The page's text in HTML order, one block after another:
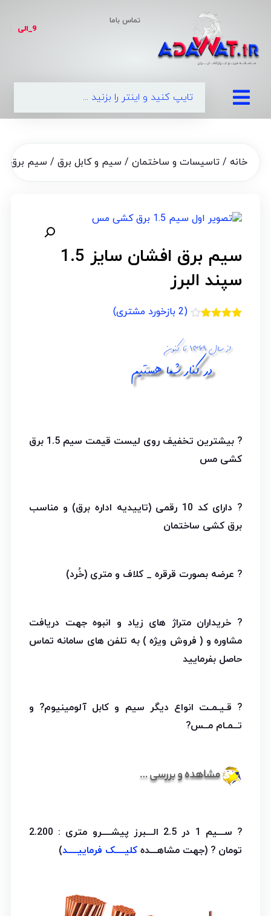
تماس باما
099
خانه / تاسیسات و ساختمان/ سیم و کابل برق/ سیم برق افشان
سیم برق افشان سایز 1.5
سپند البرز
در
امتیازدهی
مشتری
(
2 بازخورد مشتری)
? بیشترین تخفیف روی لیست قیمت سیم 1.5 برق
کشی مس
? دارای کد 10 رقمی (تاییدیه اداره برق) و مناسب
برق کشی ساختمان
? عرضه بصورت قرقره _ کلاف و متری (خُرد)
? خریداران متراژ های زیاد و انبوه جهت دریافت
مشاوره و ( فروش ویژه ) به تلفن های سامانه تماس
حاصل بفرمایید
? قـیـمـت انواع دیگر سیم و کابل آلومینیوم? و
تــمـام مــس?
? ســـیم 1 در 2.5 الـــبرز پیشــــرو متری :
2.200
تومان ? (جهت مشاهـــده کلیــــک فرماییــــد)